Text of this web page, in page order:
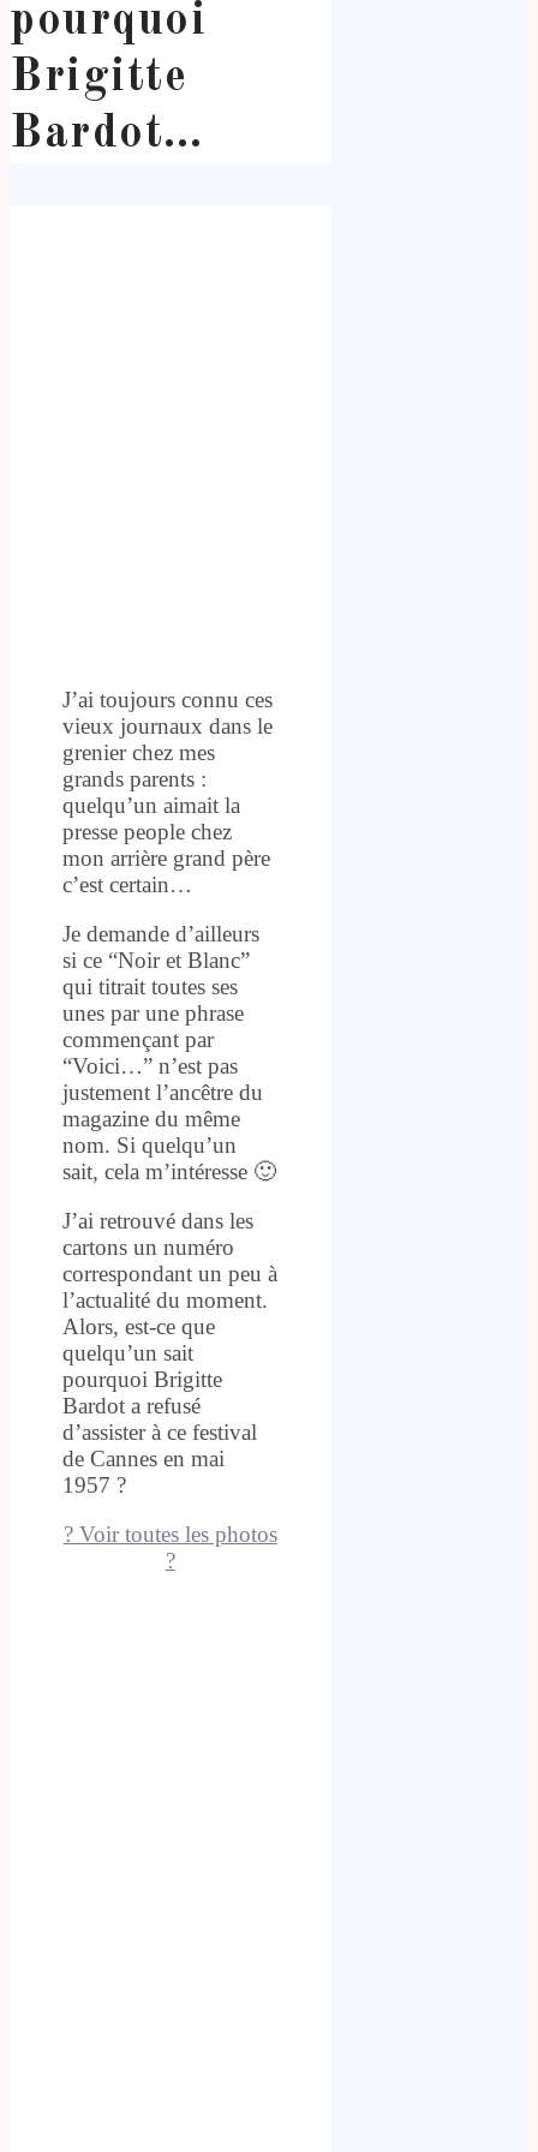
pourquoi
Brigitte
Bardot…
J’ai toujours connu ces
vieux journaux dans le
grenier chez mes
grands parents :
quelqu’un aimait la
presse people chez
mon arrière grand père
c’est certain…
Je demande d’ailleurs
si ce “Noir et Blanc”
qui titrait toutes ses
unes par une phrase
commençant par
“Voici…” n’est pas
justement l’ancêtre du
magazine du même
nom. Si quelqu’un
sait, cela m’intéresse 🙂
J’ai retrouvé dans les
cartons un numéro
correspondant un peu à
l’actualité du moment.
Alors, est-ce que
quelqu’un sait
pourquoi Brigitte
Bardot a refusé
d’assister à ce festival
de Cannes en mai
1957 ?
? Voir toutes les photos
?